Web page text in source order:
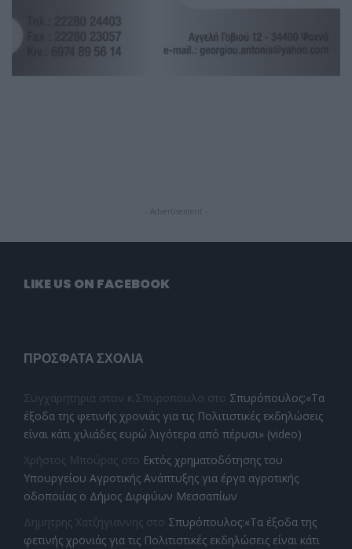
- Advertisement -
LIKE US ON FACEBOOK
ΠΡΌΣΦΑΤΑ ΣΧΌΛΙΑ
Συγχαρητηρια στον κ.Σπυροπουλο στο Σπυρόπουλος:«Τα
έξοδα της φετινής χρονιάς για τις Πολιτιστικές εκδηλώσεις
είναι κάτι χιλιάδες ευρώ λιγότερα από πέρυσι» (video)
Χρήστος Μπούρας στο Εκτός χρηματοδότησης του
Υπουργείου Αγροτικής Ανάπτυξης για έργα αγροτικής
οδοποιίας ο Δήμος Διρφύων Μεσσαπίων
Δημητρης Χατζηγιαννης στο Σπυρόπουλος:«Τα έξοδα της
φετινής χρονιάς για τις Πολιτιστικές εκδηλώσεις είναι κάτι